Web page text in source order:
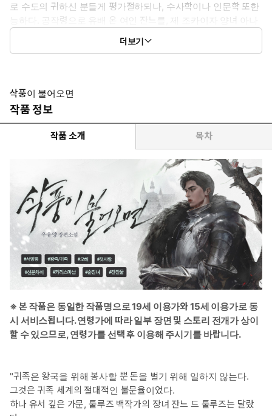
로 수도의 귀하신 분들게 평가절하되나, 수사학이나 인문학 또한
능하다. 공작령으로 유배 온 여인 잔느를, 제 조카이자 양녀 아나
가 되었다. 일을 하는 귀족들은 같은 귀족의 체면을 갉아먹는 존재라
고 하지만 어쩔 수 없었다. 국왕 폐하의 정부의 자식 마엘 도련님을
교육하던 어느 날, 그에게 계몽 저서를 주었다는 이유로 유배령을
받게 되는데.
* 이럴 때 보세요: 차디찬 땅에서 낯선 서로에게 점차 마음의 벽이 녹
* 공감 글귀: “알고 있소. 그대에 대해선 이미. 이제부터 내가 그대의
주인이니 말이오.”
더보기
삭풍이 불어오면
작품 정보
작품 소개 목차
※ 본 작품은 동일한 작품명으로 19세 이용가와 15세 이용가로 동
시 서비스됩니다. 연령가에 따라 일부 장면 및 스토리 전개가 상이
할 수 있으므로, 연령가를 선택 후 이용해 주시기를 바랍니다.
"귀족은 왕국을 위해 봉사할 뿐 돈을 벌기 위해 일하지 않는다.
그것은 귀족 세계의 절대적인 불문율이었다.
하나 유서 깊은 가문, 툴루즈 백작가의 장녀 잔느 드 툴루즈는 달랐